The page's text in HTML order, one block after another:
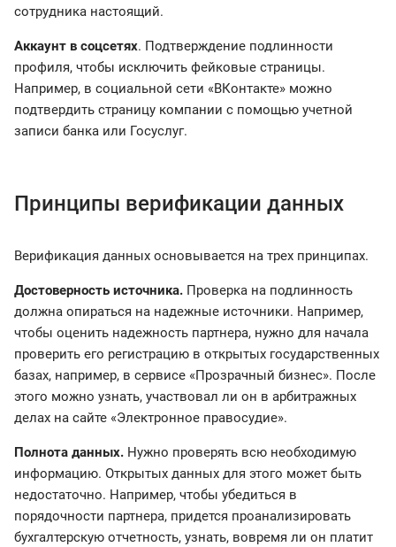
сотрудника настоящий.
Аккаунт в соцсетях. Подтверждение подлинности
профиля, чтобы исключить фейковые страницы.
Например, в социальной сети «ВКонтакте» можно
подтвердить страницу компании с помощью учетной
записи банка или Госуслуг.
Принципы верификации данных
Верификация данных основывается на трех принципах.
Достоверность источника. Проверка на подлинность
должна опираться на надежные источники. Например,
чтобы оценить надежность партнера, нужно для начала
проверить его регистрацию в открытых государственных
базах, например, в сервисе «Прозрачный бизнес». После
этого можно узнать, участвовал ли он в арбитражных
делах на сайте «Электронное правосудие».
Полнота данных. Нужно проверять всю необходимую
информацию. Открытых данных для этого может быть
недостаточно. Например, чтобы убедиться в
порядочности партнера, придется проанализировать
бухгалтерскую отчетность, узнать, вовремя ли он платит